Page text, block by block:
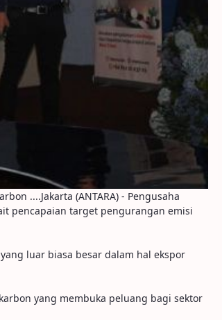
....Jakarta (ANTARA) - Pengusaha
pencapaian target pengurangan emisi
luar biasa besar dalam hal ekspor
yang membuka peluang bagi sektor